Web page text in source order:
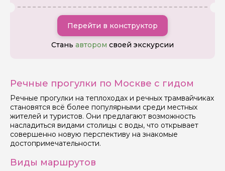
Перейти в конструктор
Стань автором своей экскурсии
Речные прогулки по Москве с гидом
Речные прогулки на теплоходах и речных трамвайчиках
становятся всё более популярными среди местных
жителей и туристов. Они предлагают возможность
насладиться видами столицы с воды, что открывает
совершенно новую перспективу на знакомые
достопримечательности.
Виды маршрутов